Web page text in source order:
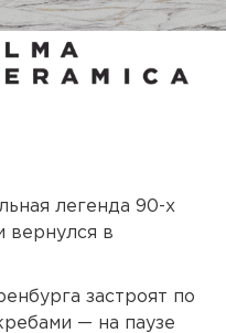
легенда 90-х
вернулся в
застроят по
— на паузе